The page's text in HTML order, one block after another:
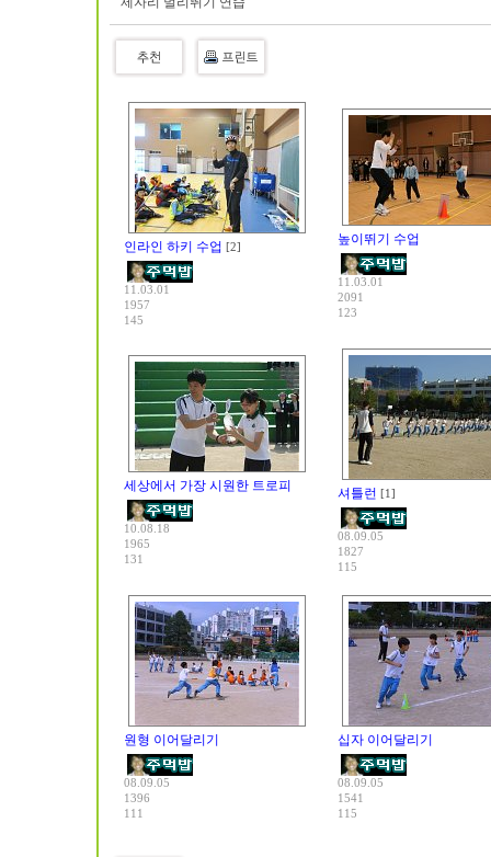
인라인 하키 수업 [2]
11.03.01
1957
145
높이뛰기 수업
11.03.01
2091
123
세상에서 가장 시원한 트로피
10.08.18
1965
131
셔틀런 [1]
08.09.05
1827
115
원형 이어달리기
08.09.05
1396
111
십자 이어달리기
08.09.05
1541
115